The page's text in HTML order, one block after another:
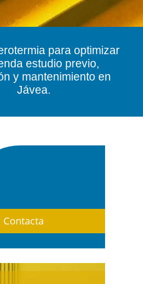
para optimizar
estudio previo,
y mantenimiento en
Jávea.
Contacta